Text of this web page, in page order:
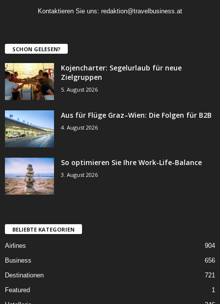
Kontaktieren Sie uns: redaktion@travelbusiness.at
SCHON GELESEN?
Kojencharter: Segelurlaub für neue
Zielgruppen
5. August 2026
Aus für Flüge Graz–Wien: Die Folgen für B2B
4. August 2026
So optimieren Sie Ihre Work-Life-Balance
3. August 2026
BELIEBTE KATEGORIEN
Airlines
904
Business
656
Destinationen
721
Featured
1